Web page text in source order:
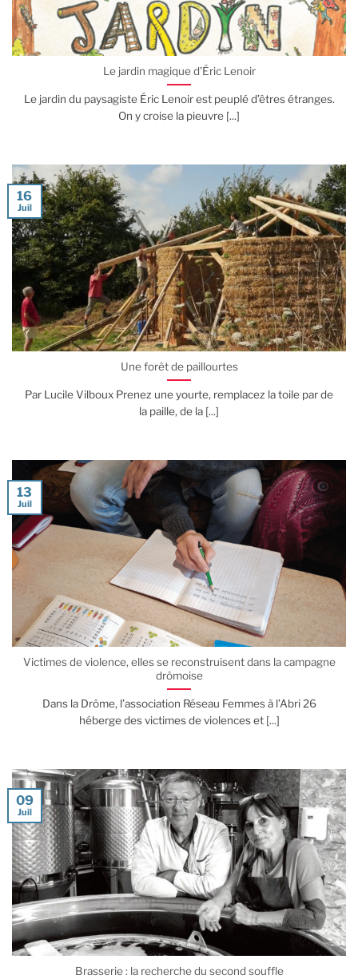
Le jardin magique d’Éric Lenoir
Le jardin du paysagiste Éric Lenoir est peuplé d’êtres étranges.
On y croise la pieuvre [...]
Une forêt de paillourtes
Par Lucile Vilboux Prenez une yourte, remplacez la toile par de
la paille, de la [...]
16
Juil
Victimes de violence, elles se reconstruisent dans la campagne
drômoise
Dans la Drôme, l’association Réseau Femmes à l’Abri 26
héberge des victimes de violences et [...]
13
Juil
Brasserie : la recherche du second souffle
09
Juil